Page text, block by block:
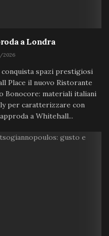
a Londra
2026
spazi prestigiosi
Place il nuovo Ristorante
Bonocore: materiali italiani
per caratterizzare con
a Whitehall...